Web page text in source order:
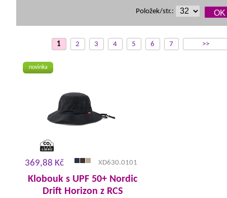
Položek/str.:
1 2 3 4 5 6 7 >>
novinka
369,88 Kč XD630.0101
Klobouk s UPF 50+ Nordic
Drift Horizon z RCS